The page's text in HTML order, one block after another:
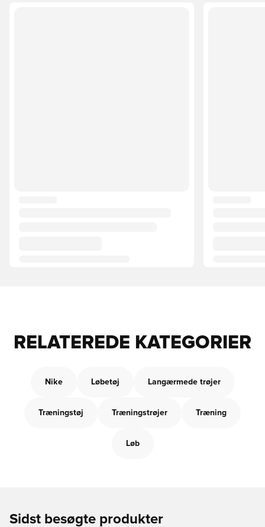
RELATEREDE KATEGORIER
Nike Løbetøj Langærmede trøjer
Træningstøj Træningstrøjer Træning
Løb
Sidst besøgte produkter